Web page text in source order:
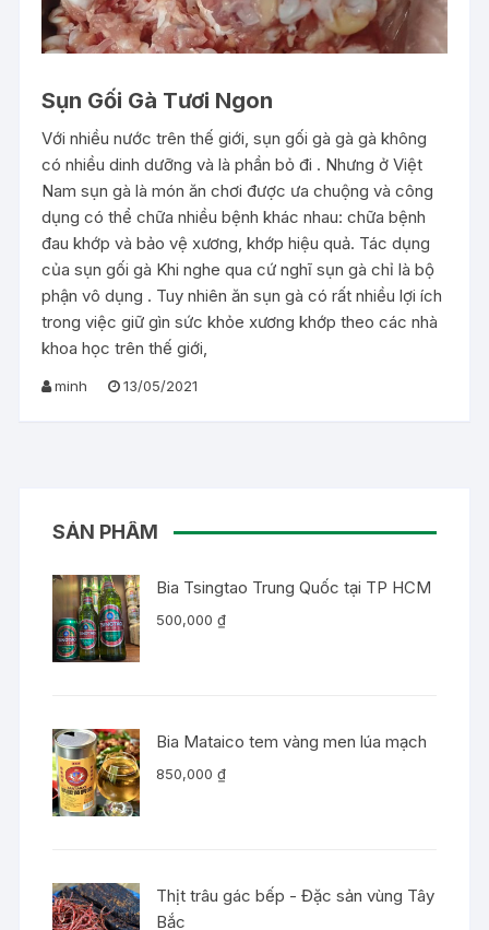
Sụn Gối Gà Tươi Ngon
Với nhiều nước trên thế giới, sụn gối gà gà gà không
có nhiều dinh dưỡng và là phần bỏ đi . Nhưng ở Việt
Nam sụn gà là món ăn chơi được ưa chuộng và công
dụng có thể chữa nhiều bệnh khác nhau: chữa bệnh
đau khớp và bảo vệ xương, khớp hiệu quả. Tác dụng
của sụn gối gà Khi nghe qua cứ nghĩ sụn gà chỉ là bộ
phận vô dụng . Tuy nhiên ăn sụn gà có rất nhiều lợi ích
trong việc giữ gìn sức khỏe xương khớp theo các nhà
khoa học trên thế giới,
minh 13/05/2021
SẢN PHẨM
Bia Tsingtao Trung Quốc tại TP HCM
500,000₫
Bia Mataico tem vàng men lúa mạch
850,000₫
Thịt trâu gác bếp - Đặc sản vùng Tây
Bắc